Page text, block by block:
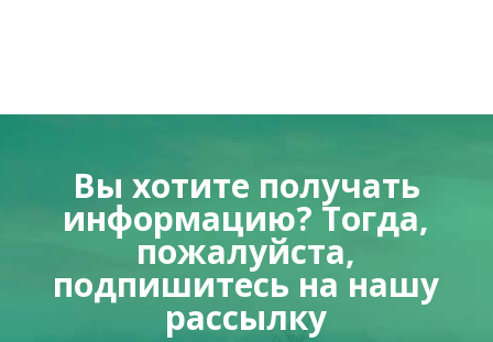
Вы хотите получать
информацию? Тогда,
пожалуйста,
подпишитесь на нашу
рассылку